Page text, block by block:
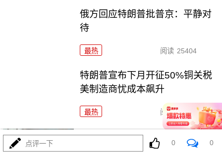
俄方回应特朗普批普京：平静对
待
最热 阅读 25404
特朗普宣布下月开征50%铜关税
美制造商忧成本飙升
最热 阅读 19112
欧盟气候监测机构：全球经历了
有记录以来第三热6月
点评一下 0 0